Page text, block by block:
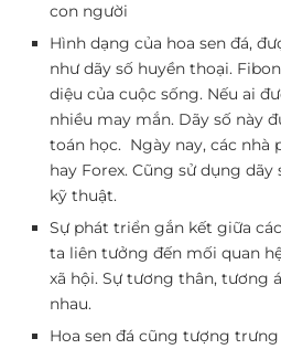
con người
Hình dạng của hoa sen đá,
như dãy số huyền thoại.
diệu của cuộc sống. Nếu ai
nhiều may mắn. Dãy số này
toán học. Ngày nay, các nhà
hay Forex. Cũng sử dụng
kỹ thuật.
Sự phát triển gắn kết giữa
ta liên tưởng đến mối quan
xã hội. Sự tương thân, tương
nhau.
Hoa sen đá cũng tượng